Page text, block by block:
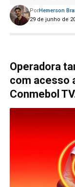
29 de junho de
PorHemerson
Operadora
com acesso
Conmebol